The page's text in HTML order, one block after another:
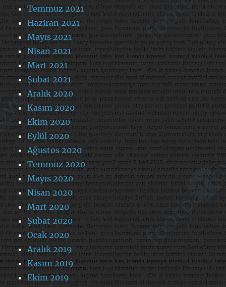
Temmuz 2021
Haziran 2021
Mayıs 2021
Nisan 2021
Mart 2021
Şubat 2021
Aralık 2020
Kasım 2020
Ekim 2020
Eylül 2020
Ağustos 2020
Temmuz 2020
Mayıs 2020
Nisan 2020
Mart 2020
Şubat 2020
Ocak 2020
Aralık 2019
Kasım 2019
Ekim 2019